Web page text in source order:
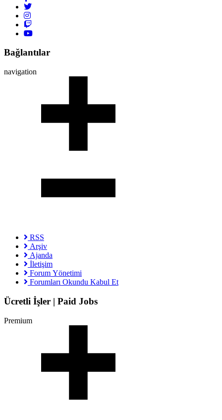
Bağlantılar
navigation
RSS
Arşiv
Ajanda
İletişim
Forum Yönetimi
Forumları Okundu Kabul Et
Ücretli İşler | Paid Jobs
Premium